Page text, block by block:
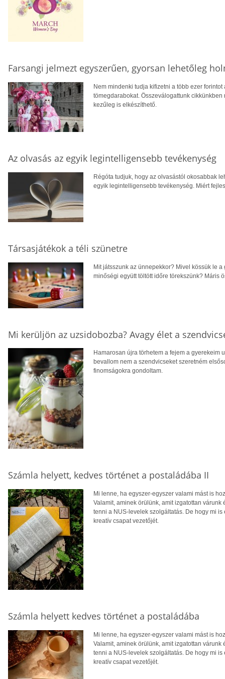
Farsangi jelmezt egyszerűen, gyorsan lehetőleg
Nem mindenki tudja kifizetni a több ezer
tömegdarabokat. Összeválogattunk
kezűleg is elkészíthető.
Az olvasás az egyik legintelligensebb tevékenység
Régóta tudjuk, hogy az olvasástól okosabbak
egyik legintelligensebb tevékenység. Miért
Társasjátékok a téli szünetre
Mit játsszunk az ünnepekkor? Mivel kössük le
minőségi együtt töltött időre törekszünk? Máris
Mi kerüljön az uzsidobozba? Avagy élet a
Hamarosan újra törhetem a fejem a gyerekeim
bevallom nem a szendvicseket szeretném
finomságokra gondoltam.
Számla helyett, kedves történet a postaládába II
Mi lenne, ha egyszer-egyszer valami mást is
Valamit, aminek örülünk, amit izgatottan
tenni a NUS-levelek szolgáltatás. De hogy mi
kreatív csapat vezetőjét.
Számla helyett kedves történet a postaládába
Mi lenne, ha egyszer-egyszer valami mást is
Valamit, aminek örülünk, amit izgatottan
tenni a NUS-levelek szolgáltatás. De hogy mi
kreatív csapat vezetőjét.